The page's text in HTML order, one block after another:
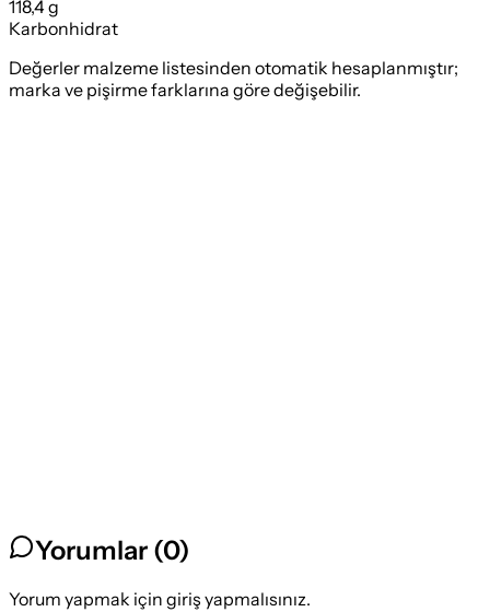
118,4 g
Karbonhidrat
Değerler malzeme listesinden otomatik hesaplanmıştır;
marka ve pişirme farklarına göre değişebilir.
Yorumlar (0)
Yorum yapmak için giriş yapmalısınız.